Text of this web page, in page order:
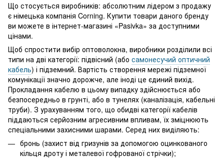
Що стосується виробників: абсолютним лідером з продажу
є німецька компанія Corning. Купити товари даного бренду
ви можете в інтернет-магазині «Pasivka» за доступними
цінами.
Щоб спростити вибір оптоволокна, виробники розділили всі
типи на дві категорії: підвісний (або самонесучий оптичний
кабель) і підземний. Вартість створення мережі підземної
комунікації значно дорожче, але іноді це єдиний вихід.
Прокладання кабелю в цьому випадку здійснюється або
безпосередньо в грунті, або в тунелях (каналізація, кабельні
труби). З урахуванням того, що обидві категорії кабелів
піддаються серйозним агресивним впливам, їх зміцнюють
спеціальними захисними шарами. Серед них виділяють:
бронь (захист від гризунів за допомогою оцинкованого
кільця дроту і металевої гофрованої стрічки);